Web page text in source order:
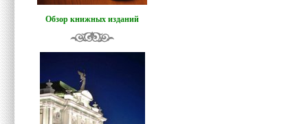
Обзор книжных изданий